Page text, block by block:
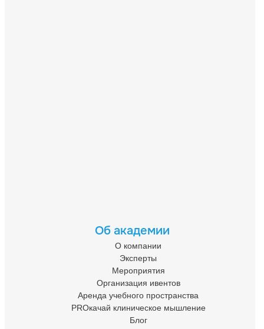
Об академии
О компании
Эксперты
Мероприятия
Организация ивентов
Аренда учебного пространства
PROкачай клиническое мышление
Блог